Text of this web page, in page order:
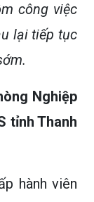
công việc
lại tiếp tục
Nghiệp
tỉnh Thanh
hành viên